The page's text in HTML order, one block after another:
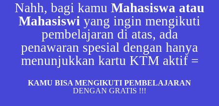
Nahh, bagi kamu Mahasiswa atau
Mahasiswi yang ingin mengikuti
pembelajaran di atas, ada
penawaran spesial dengan hanya
menunjukkan kartu KTM aktif =
KAMU BISA MENGIKUTI PEMBELAJARAN
DENGAN GRATIS !!!